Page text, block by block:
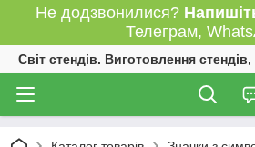
Не додзвонилися?
Телеграм,
Світ стендів. Виготовлення стендів,